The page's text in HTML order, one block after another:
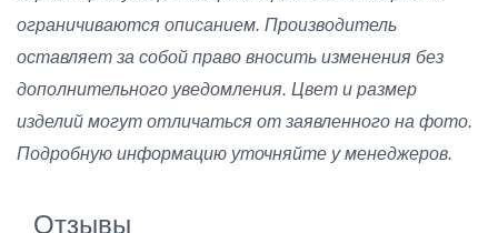
ограничиваются описанием. Производитель
оставляет за собой право вносить изменения без
дополнительного уведомления. Цвет и размер
изделий могут отличаться от заявленного на фото.
Подробную информацию уточняйте у менеджеров.
Отзывы